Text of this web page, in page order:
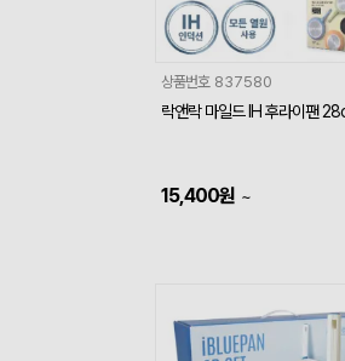
상품번호 837580
락앤락 마일드 IH 후라이팬
15,400원 ~